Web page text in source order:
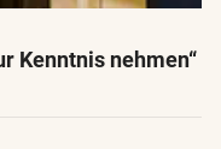
Kenntnis nehmen“